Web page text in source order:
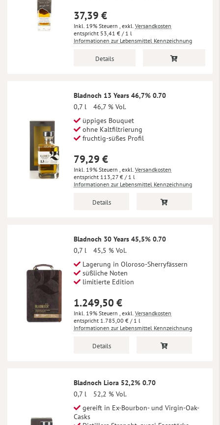
37,39 €
Inkl. 19% Steuern , exkl. Versandkosten
53,41 € / 1 l
Informationen zur Lebensmittel Kennzeichnung
Details
Bladnoch 13 Years 46,7% 0.70
0,7 l
46,7 % Vol.
üppiges Bouquet
ohne Kaltfiltrierung
fruchtig-süßes Profil
79,29 €
Inkl. 19% Steuern , exkl. Versandkosten
113,27 € / 1 l
Informationen zur Lebensmittel Kennzeichnung
Details
Bladnoch 30 Years 45,5% 0.70
0,7 l
45,5 % Vol.
Lagerung in Oloroso-Sherryfässern
süßliche Noten
limitierte Edition
1.249,50 €
Inkl. 19% Steuern , exkl. Versandkosten
1.785,00 € / 1 l
Informationen zur Lebensmittel Kennzeichnung
Details
Bladnoch Liora 52,2% 0.70
0,7 l
52,2 % Vol.
gereift in Ex-Bourbon- und Virgin-Oak-
Casks